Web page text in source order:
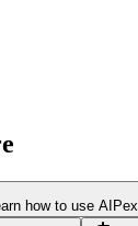
how to use AIPex